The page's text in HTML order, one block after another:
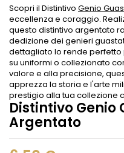
Scopri il Distintivo Genio
eccellenza e coraggio.
questo distintivo argentato
dedizione dei genieri
dettagliato lo rende
su uniformi o collezionato
valore e alla precisione,
apprezza la storia e l'arte
prestigio alla tua collezione
Distintivo Genio
Argentato